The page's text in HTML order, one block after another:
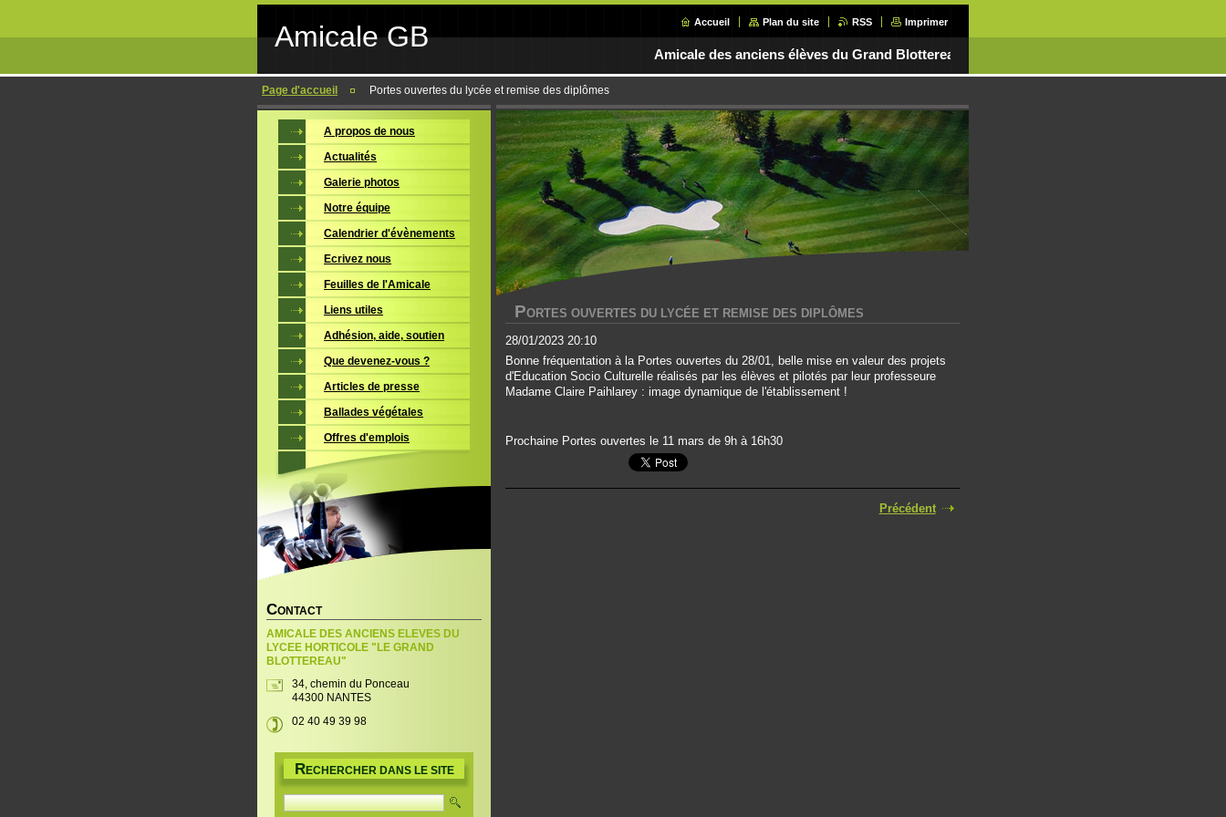
Amicale GB Accueil Plan du site RSS Imprimer
Amicale des anciens élèves du Grand Blottereau
Page d'accueil Portes ouvertes du lycée et remise des diplômes
PORTES OUVERTES DU LYCÉE ET REMISE DES DIPLÔMES
28/01/2023 20:10
Bonne fréquentation à la Portes ouvertes du 28/01, belle mise en valeur des projets
d'Education Socio Culturelle réalisés par les élèves et pilotés par leur professeure
Madame Claire Paihlarey : image dynamique de l'établissement !
Prochaine Portes ouvertes le 11 mars de 9h à 16h30
Précédent
A propos de nous
Actualités
Galerie photos
Notre équipe
Calendrier d'évènements
Ecrivez nous
Feuilles de l'Amicale
Liens utiles
Adhésion, aide, soutien
Que devenez-vous ?
Articles de presse
Ballades végétales
Offres d'emplois
CONTACT
AMICALE DES ANCIENS ELEVES DU
LYCEE HORTICOLE "LE GRAND
BLOTTEREAU"
34, chemin du Ponceau
44300 NANTES
02 40 49 39 98
RECHERCHER DANS LE SITE